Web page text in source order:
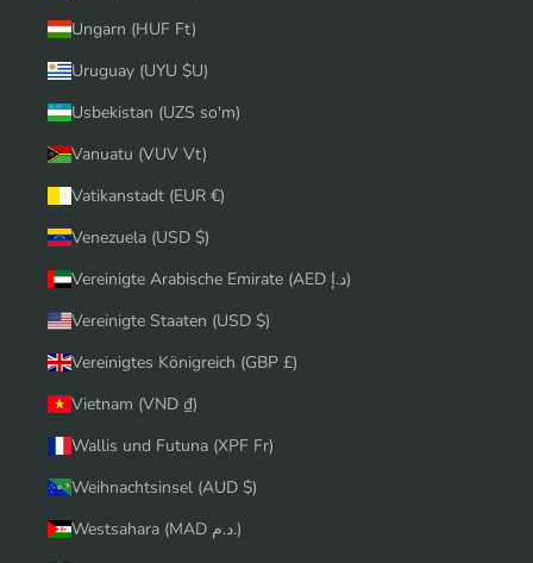
Ungarn (HUF Ft)
Uruguay (UYU $U)
Usbekistan (UZS so'm)
Vanuatu (VUV Vt)
Vatikanstadt (EUR €)
Venezuela (USD $)
Vereinigte Arabische Emirate (AED د.إ)
Vereinigte Staaten (USD $)
Vereinigtes Königreich (GBP £)
Vietnam (VND ₫)
Wallis und Futuna (XPF Fr)
Weihnachtsinsel (AUD $)
Westsahara (MAD د.م.)